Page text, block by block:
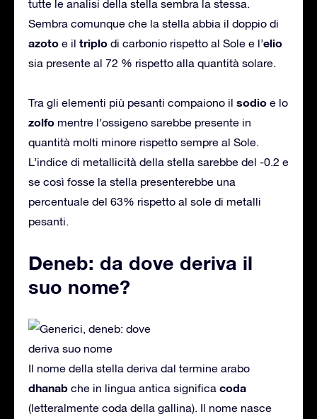
tutte le analisi della stella sembra la stessa.
Sembra comunque che la stella abbia il doppio di
azoto e il triplo di carbonio rispetto al Sole e l’elio
sia presente al 72 % rispetto alla quantità solare.
Tra gli elementi più pesanti compaiono il sodio e lo
zolfo mentre l’ossigeno sarebbe presente in
quantità molti minore rispetto sempre al Sole.
L’indice di metallicità della stella sarebbe del -0.2 e
se così fosse la stella presenterebbe una
percentuale del 63% rispetto al sole di metalli
pesanti.
Deneb: da dove deriva il
suo nome?
Il nome della stella deriva dal termine arabo
dhanab che in lingua antica significa coda
(letteralmente coda della gallina). Il nome nasce